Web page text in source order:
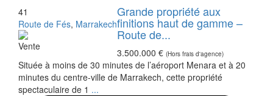
41
Route de Fés, Marrakech
Vente
Grande propriété aux
finitions haut de gamme –
Route de...
3.500.000 € (Hors frais d'agence)
Située à moins de 30 minutes de l’aéroport Menara et à 20
minutes du centre-ville de Marrakech, cette propriété
spectaculaire de 1 ...